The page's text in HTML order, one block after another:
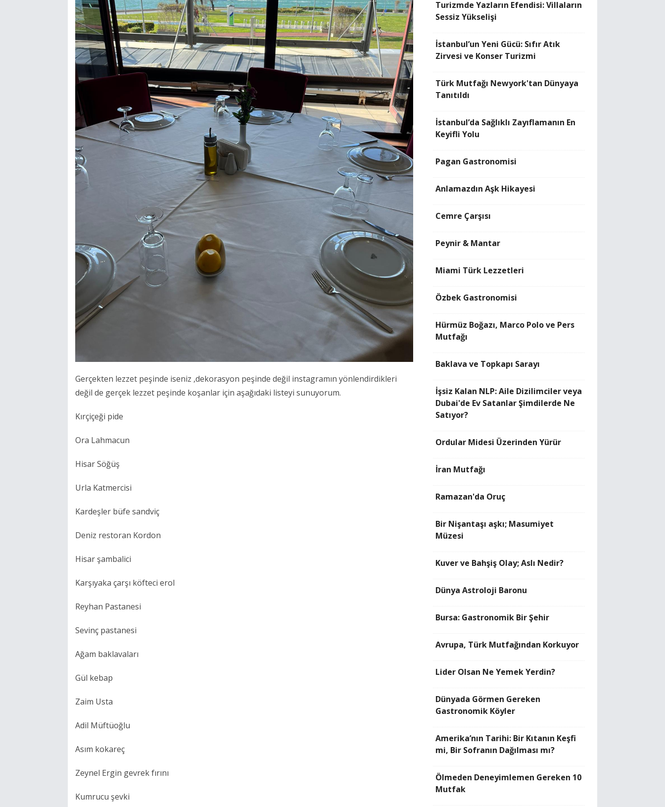
Gerçekten lezzet peşinde iseniz ,dekorasyon peşinde değil instagramın yönlendirdikleri
değil de gerçek lezzet peşinde koşanlar için aşağıdaki listeyi sunuyorum.
Kırçiçeği pide
Ora Lahmacun
Hisar Söğüş
Urla Katmercisi
Kardeşler büfe sandviç
Deniz restoran Kordon
Hisar şambalici
Karşıyaka çarşı köfteci erol
Reyhan Pastanesi
Sevinç pastanesi
Ağam baklavaları
Gül kebap
Zaim Usta
Adil Müftüoğlu
Asım kokareç
Zeynel Ergin gevrek fırını
Kumrucu şevki
Turizmde Yazların Efendisi: Villaların
Sessiz Yükselişi
İstanbul’un Yeni Gücü: Sıfır Atık
Zirvesi ve Konser Turizmi
Türk Mutfağı Newyork'tan Dünyaya
Tanıtıldı
İstanbul’da Sağlıklı Zayıflamanın En
Keyifli Yolu
Pagan Gastronomisi
Anlamazdın Aşk Hikayesi
Cemre Çarşısı
Peynir & Mantar
Miami Türk Lezzetleri
Özbek Gastronomisi
Hürmüz Boğazı, Marco Polo ve Pers
Mutfağı
Baklava ve Topkapı Sarayı
İşsiz Kalan NLP: Aile Dizilimciler veya
Dubai'de Ev Satanlar Şimdilerde Ne
Satıyor?
Ordular Midesi Üzerinden Yürür
İran Mutfağı
Ramazan'da Oruç
Bir Nişantaşı aşkı; Masumiyet
Müzesi
Kuver ve Bahşiş Olay; Aslı Nedir?
Dünya Astroloji Baronu
Bursa: Gastronomik Bir Şehir
Avrupa, Türk Mutfağından Korkuyor
Lider Olsan Ne Yemek Yerdin?
Dünyada Görmen Gereken
Gastronomik Köyler
Amerika’nın Tarihi: Bir Kıtanın Keşfi
mi, Bir Sofranın Dağılması mı?
Ölmeden Deneyimlemen Gereken 10
Mutfak